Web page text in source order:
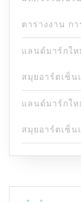
ตารางงาน กา
แลนด์มาร์กใ
สมุยอาร์ตเซ็น
แลนด์มาร์กใ
สมุยอาร์ตเซ็น